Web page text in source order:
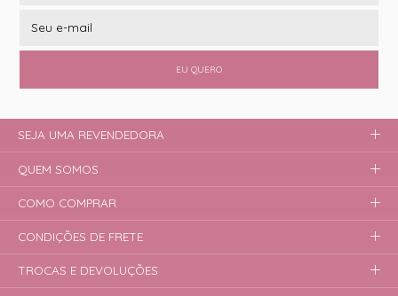
EU QUERO
SEJA UMA REVENDEDORA
QUEM SOMOS
COMO COMPRAR
CONDIÇÕES DE FRETE
TROCAS E DEVOLUÇÕES